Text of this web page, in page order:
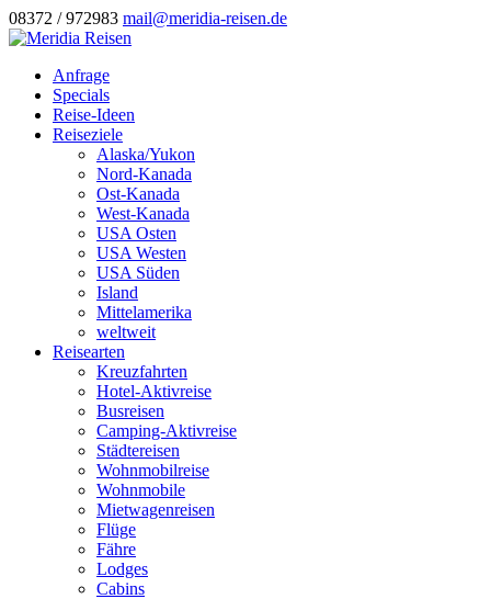
08372 / 972983 mail@meridia-reisen.de
Anfrage
Specials
Reise-Ideen
Reiseziele
Alaska/Yukon
Nord-Kanada
Ost-Kanada
West-Kanada
USA Osten
USA Westen
USA Süden
Island
Mittelamerika
weltweit
Reisearten
Kreuzfahrten
Hotel-Aktivreise
Busreisen
Camping-Aktivreise
Städtereisen
Wohnmobilreise
Wohnmobile
Mietwagenreisen
Flüge
Fähre
Lodges
Cabins